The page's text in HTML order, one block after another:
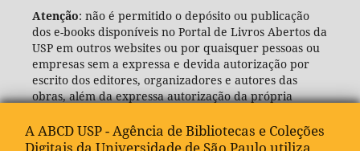
Atenção: não é permitido o depósito ou publicação
dos e-books disponíveis no Portal de Livros Abertos da
USP em outros websites ou por quaisquer pessoas ou
empresas sem a expressa e devida autorização por
escrito dos editores, organizadores e autores das
obras, além da expressa autorização da própria
(ABCD-USP).
A ABCD USP - Agência de Bibliotecas e Coleções